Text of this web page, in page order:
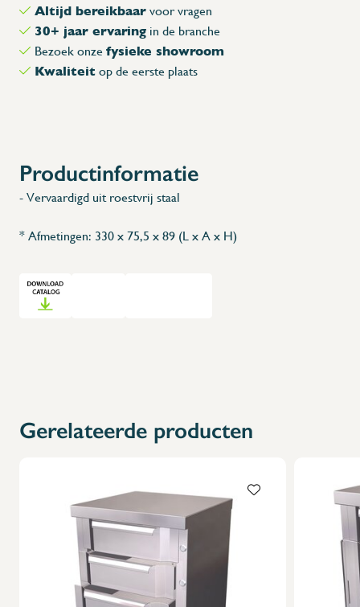
Altijd bereikbaar voor vragen
30+ jaar ervaring in de branche
Bezoek onze fysieke showroom
Kwaliteit op de eerste plaats
Productinformatie
- Vervaardigd uit roestvrij staal
* Afmetingen: 330 x 75,5 x 89 (L x A x H)
Gerelateerde producten